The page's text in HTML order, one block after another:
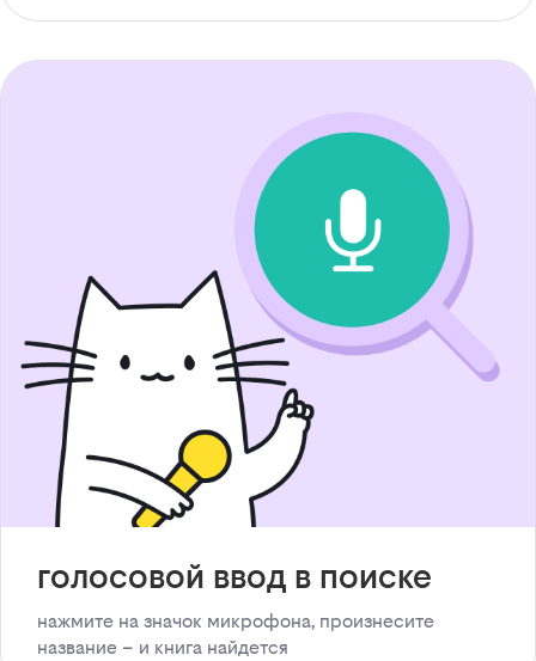
голосовой ввод в поиске
нажмите на значок микрофона, произнесите
название – и книга найдется